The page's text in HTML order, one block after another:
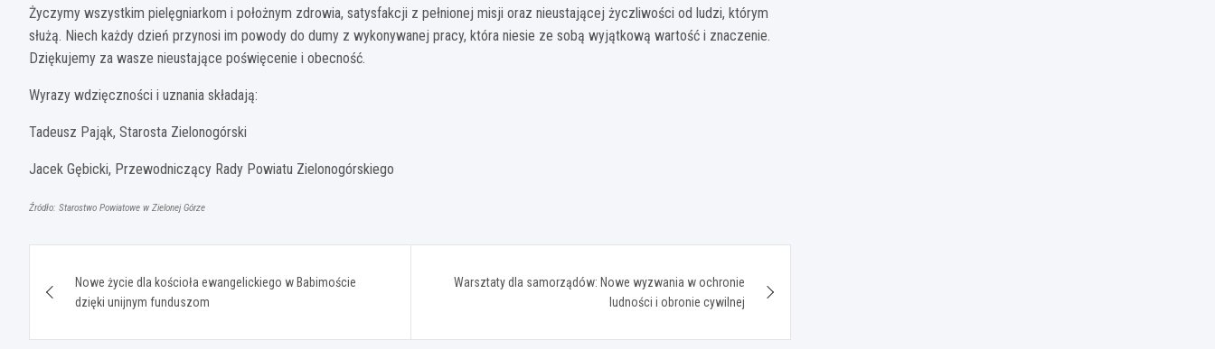
Życzymy wszystkim pielęgniarkom i położnym zdrowia, satysfakcji z pełnionej misji oraz nieustającej życzliwości od ludzi, którym
służą. Niech każdy dzień przynosi im powody do dumy z wykonywanej pracy, która niesie ze sobą wyjątkową wartość i znaczenie.
Dziękujemy za wasze nieustające poświęcenie i obecność.
Wyrazy wdzięczności i uznania składają:
Tadeusz Pająk, Starosta Zielonogórski
Jacek Gębicki, Przewodniczący Rady Powiatu Zielonogórskiego
Źródło: Starostwo Powiatowe w Zielonej Górze
wpisuNowe życie dla kościoła ewangelickiego w Babimoście
dzięki unijnym funduszom
Warsztaty dla samorządów: Nowe wyzwania w ochronie
ludności i obronie cywilnej